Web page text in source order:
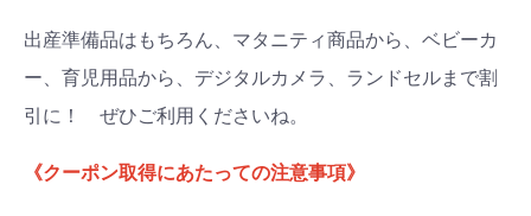
出産準備品はもちろん、マタニティ商品から、ベビーカ
ー、育児用品から、デジタルカメラ、ランドセルまで割
引に！ ぜひご利用くださいね。
《クーポン取得にあたっての注意事項》